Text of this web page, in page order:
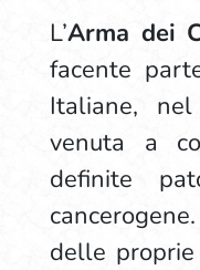
L’Arma dei
facente
Italiane,
venuta a
definite
delle